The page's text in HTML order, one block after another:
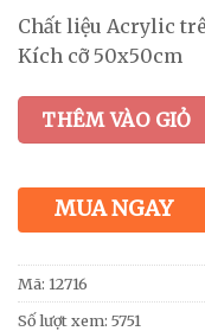
Chất liệu Acrylic
Kích cỡ 50x50cm
THÊM VÀO GIỎ
MUA NGAY
Mã: 12716
Số lượt xem: 5751